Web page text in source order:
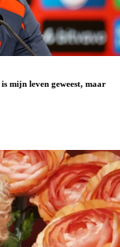
mijn leven geweest, maar